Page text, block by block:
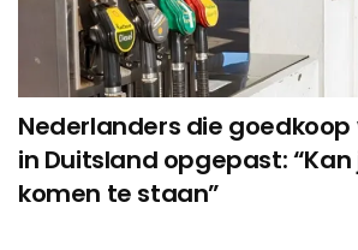
Nederlanders die
in Duitsland opgepast: “Kan
komen te staan”